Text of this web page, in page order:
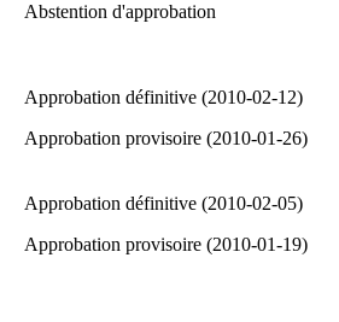
Abstention d'approbation
Approbation définitive (2010-02-12)
Approbation provisoire (2010-01-26)
Approbation définitive (2010-02-05)
Approbation provisoire (2010-01-19)